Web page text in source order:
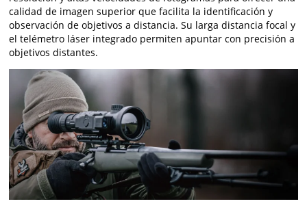
calidad de imagen superior que facilita la identificación y
observación de objetivos a distancia. Su larga distancia focal y
el telémetro láser integrado permiten apuntar con precisión a
objetivos distantes.